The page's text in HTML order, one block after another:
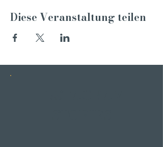
Diese Veranstaltung teilen